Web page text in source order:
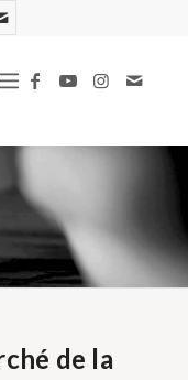
de la